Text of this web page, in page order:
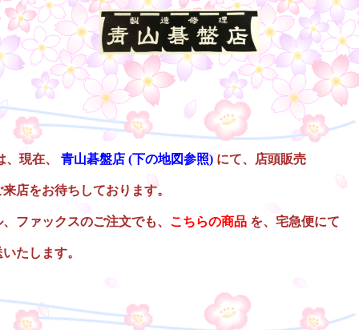
、現在、 青山碁盤店 (下の地図参照) にて、店頭販売
店をお待ちしております。
ファックスのご注文でも、 こちらの商品 を、宅急便にて
たします。